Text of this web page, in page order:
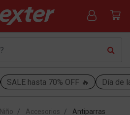
SALE hasta 70% OFF 🔥 Día de
Niño Accesorios Antiparras